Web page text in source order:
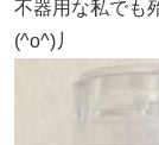
不器用な私でも
(^o^)丿